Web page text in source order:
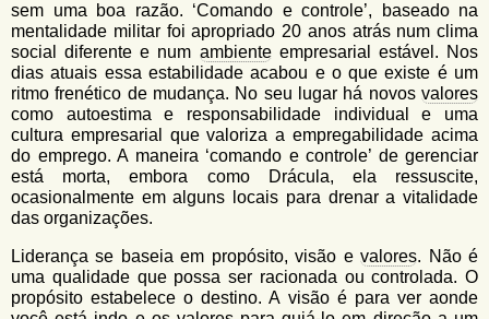
sem uma boa razão. ‘Comando e controle’, baseado na
mentalidade militar foi apropriado 20 anos atrás num clima
social diferente e num ambienteempresarial estável. Nos
dias atuais essa estabilidade acabou e o que existe é um
ritmo frenético de mudança. No seu lugar há novos valores
como autoestima e responsabilidade individual e uma
cultura empresarial que valoriza a empregabilidade acima
do emprego. A maneira ‘comando e controle’ de gerenciar
está morta, embora como Drácula, ela ressuscite,
ocasionalmente em alguns locais para drenar a vitalidade
das organizações.
Liderança se baseia em propósito, visão evalores. Não é
uma qualidade que possa ser racionada ou controlada. O
propósito estabelece o destino. A visão é para ver aonde